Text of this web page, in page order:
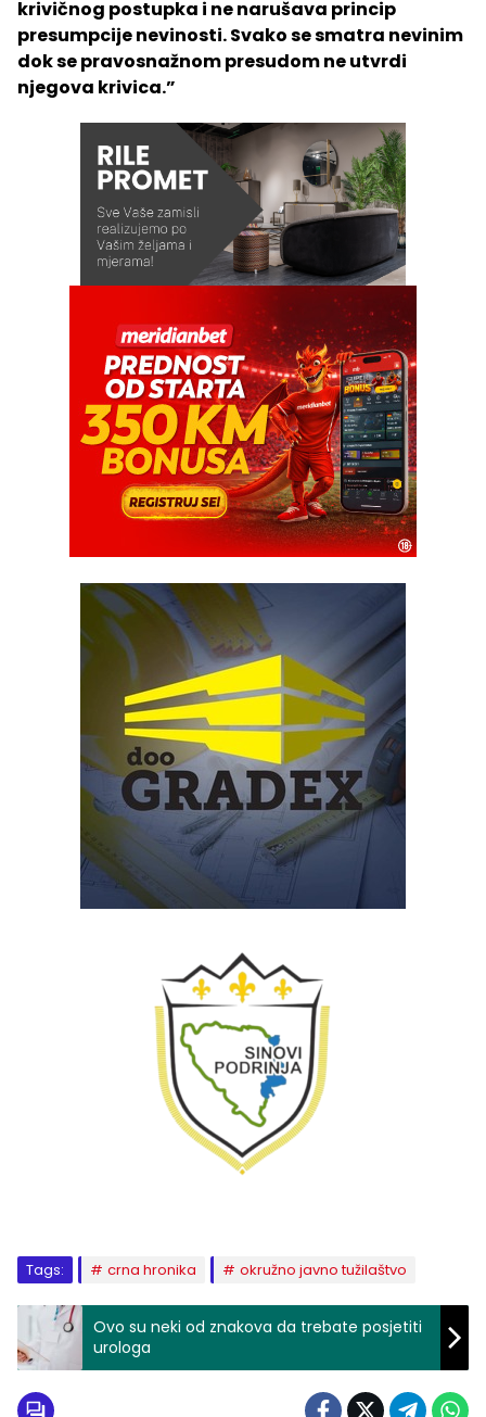
krivičnog postupka i ne narušava princip
presumpcije nevinosti. Svako se smatra nevinim
dok se pravosnažnom presudom ne utvrdi
njegova krivica.”
Tags: crna hronika okružno javno tužilaštvo
Ovo su neki od znakova da trebate posjetiti
urologa